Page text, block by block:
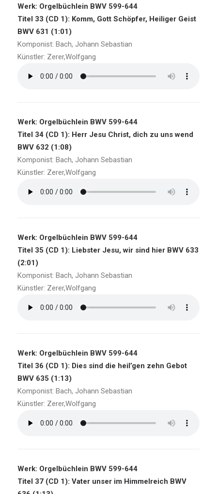
Werk: Orgelbüchlein BWV 599-644
Titel 33 (CD 1): Komm, Gott Schöpfer, Heiliger Geist
BWV 631 (1:01)
Komponist: Bach, Johann Sebastian
Künstler: Zerer,Wolfgang
Werk: Orgelbüchlein BWV 599-644
Titel 34 (CD 1): Herr Jesu Christ, dich zu uns wend
BWV 632 (1:08)
Komponist: Bach, Johann Sebastian
Künstler: Zerer,Wolfgang
Werk: Orgelbüchlein BWV 599-644
Titel 35 (CD 1): Liebster Jesu, wir sind hier BWV 633
(2:01)
Komponist: Bach, Johann Sebastian
Künstler: Zerer,Wolfgang
Werk: Orgelbüchlein BWV 599-644
Titel 36 (CD 1): Dies sind die heil’gen zehn Gebot
BWV 635 (1:13)
Komponist: Bach, Johann Sebastian
Künstler: Zerer,Wolfgang
Werk: Orgelbüchlein BWV 599-644
Titel 37 (CD 1): Vater unser im Himmelreich BWV